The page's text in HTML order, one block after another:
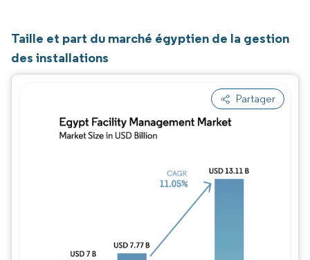
Taille et part du marché égyptien de la gestion
des installations
Partager
Image © Mordor Intelligence. La